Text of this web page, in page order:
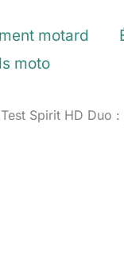
motard
moto
Test Spirit HD Duo